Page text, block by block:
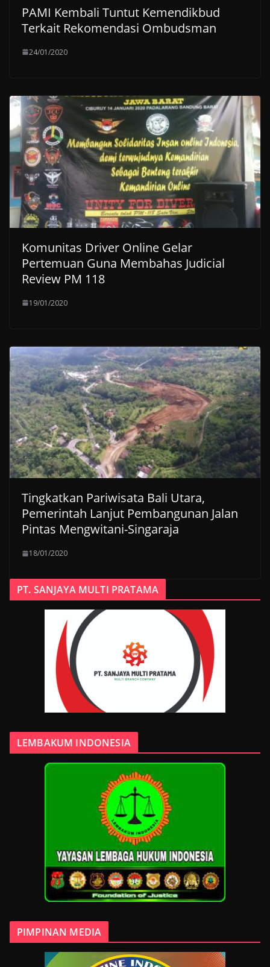
PAMI Kembali Tuntut Kemendikbud
Terkait Rekomendasi Ombudsman
24/01/2020
Komunitas Driver Online Gelar
Pertemuan Guna Membahas Judicial
Review PM 118
19/01/2020
Tingkatkan Pariwisata Bali Utara,
Pemerintah Lanjut Pembangunan Jalan
Pintas Mengwitani-Singaraja
18/01/2020
PT. SANJAYA MULTI PRATAMA
LEMBAKUM INDONESIA
PIMPINAN MEDIA